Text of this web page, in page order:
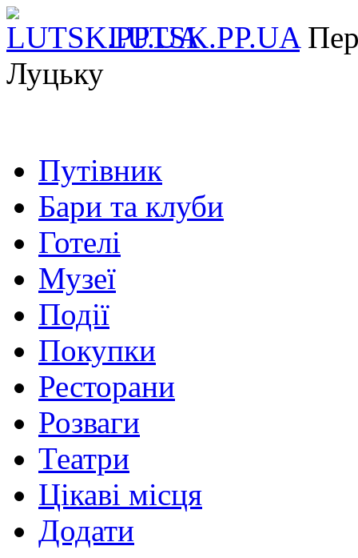
LUTSK.PP.UA
Луцьку
Путівник
Бари та клуби
Готелі
Музеї
Події
Покупки
Ресторани
Розваги
Театри
Цікаві місця
Додати